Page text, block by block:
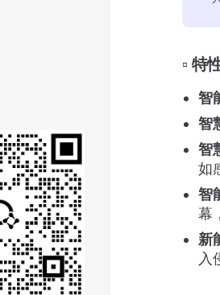
▫️ 特
智
智
智
如
智
幕
新
入